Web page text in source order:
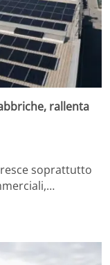
rallenta
soprattutto